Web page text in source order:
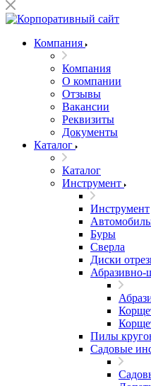
Компания
Компания
О компании
Отзывы
Вакансии
Реквизиты
Документы
Каталог
Каталог
Инструмент
Инструмент
Буры
Сверла
Диски
Абразивно-
Пилы
Садовые